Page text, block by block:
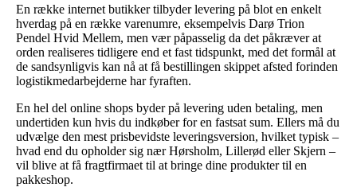
En række internet butikker tilbyder levering på blot en enkelt
hverdag på en række varenumre, eksempelvis Darø Trion
Pendel Hvid Mellem, men vær påpasselig da det påkræver at
orden realiseres tidligere end et fast tidspunkt, med det formål at
de sandsynligvis kan nå at få bestillingen skippet afsted forinden
logistikmedarbejderne har fyraften.
En hel del online shops byder på levering uden betaling, men
undertiden kun hvis du indkøber for en fastsat sum. Ellers må du
udvælge den mest prisbevidste leveringsversion, hvilket typisk –
hvad end du opholder sig nær Hørsholm, Lillerød eller Skjern –
vil blive at få fragtfirmaet til at bringe dine produkter til en
pakkeshop.